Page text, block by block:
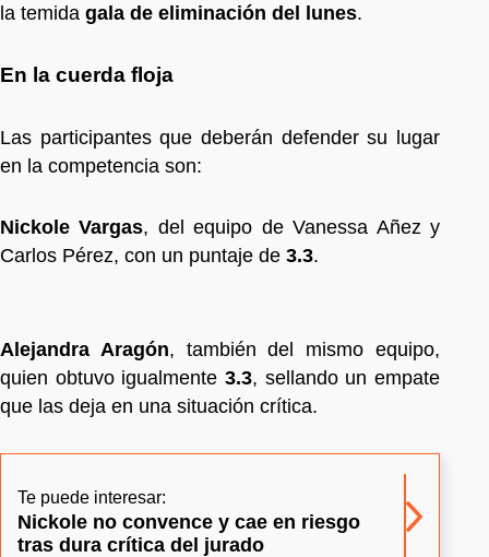
la temida gala de eliminación del lunes.
En la cuerda floja
Las participantes que deberán defender su lugar
en la competencia son:
Nickole Vargas, del equipo de Vanessa Añez y
Carlos Pérez, con un puntaje de 3.3.
Alejandra Aragón, también del mismo equipo,
quien obtuvo igualmente 3.3, sellando un empate
que las deja en una situación crítica.
Te puede interesar:
Nickole no convence y cae en riesgo
tras dura crítica del jurado